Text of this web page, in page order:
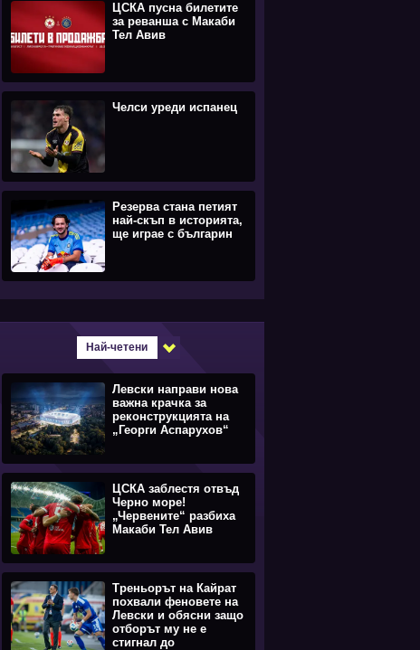
ЦСКА пусна билетите
за реванша с Макаби
Тел Авив
Челси уреди испанец
Резерва стана петият
най-скъп в историята,
ще играе с българин
Най-четени
Левски направи нова
важна крачка за
реконструкцията на
„Георги Аспарухов“
ЦСКА заблестя отвъд
Черно море!
„Червените“ разбиха
Макаби Тел Авив
Треньорът на Кайрат
похвали феновете на
Левски и обясни защо
отборът му не е
стигнал до